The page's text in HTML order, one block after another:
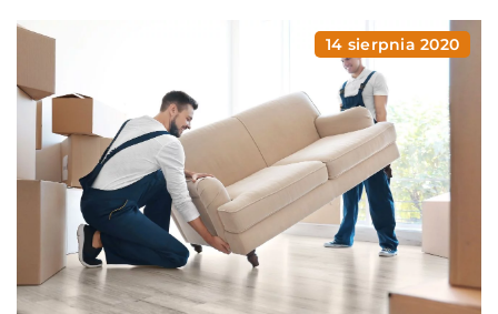
14 sierpnia 2020